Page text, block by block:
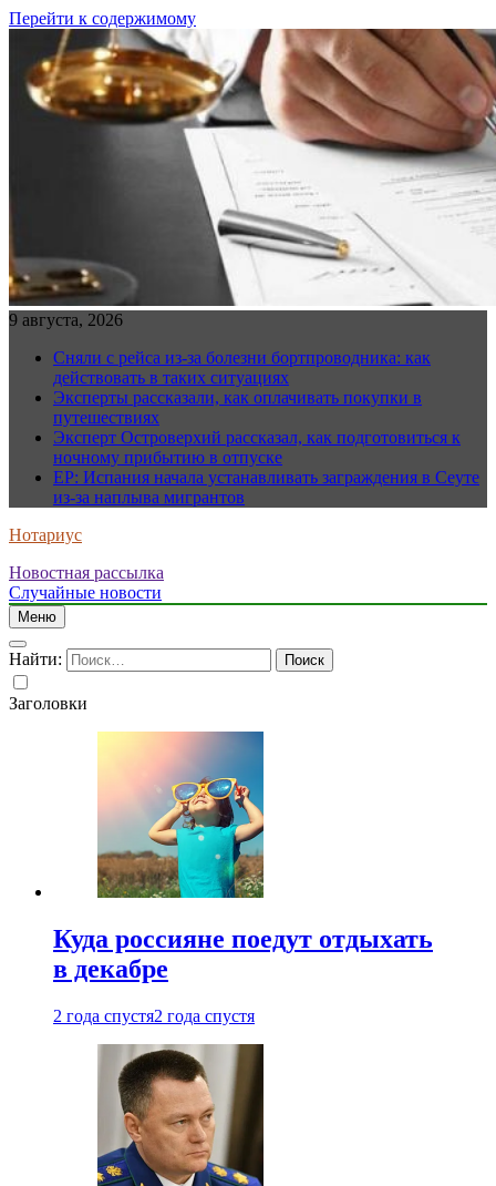
Перейти к содержимому
9 августа, 2026
Сняли с рейса из-за болезни бортпроводника: как
действовать в таких ситуациях
Эксперты рассказали, как оплачивать покупки в
путешествиях
Эксперт Островерхий рассказал, как подготовиться к
ночному прибытию в отпуске
EP: Испания начала устанавливать заграждения в Сеуте
из-за наплыва мигрантов
Нотариус
Новостная рассылка
Случайные новости
Меню
Найти:
Заголовки
Куда россияне поедут отдыхать
в декабре
2 года спустя2 года спустя